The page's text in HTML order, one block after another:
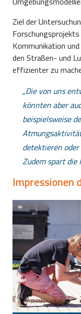
Ziel der
Kommunikation
den Straßen- und
effizienter zu
Die von uns
könnten aber
beispielsweise
detektieren
Zudem spart die
Impressionen